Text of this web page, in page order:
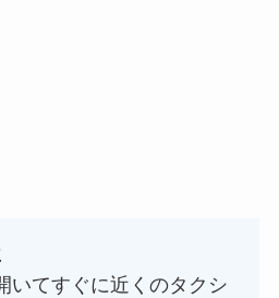
いてすぐに近くのタクシ